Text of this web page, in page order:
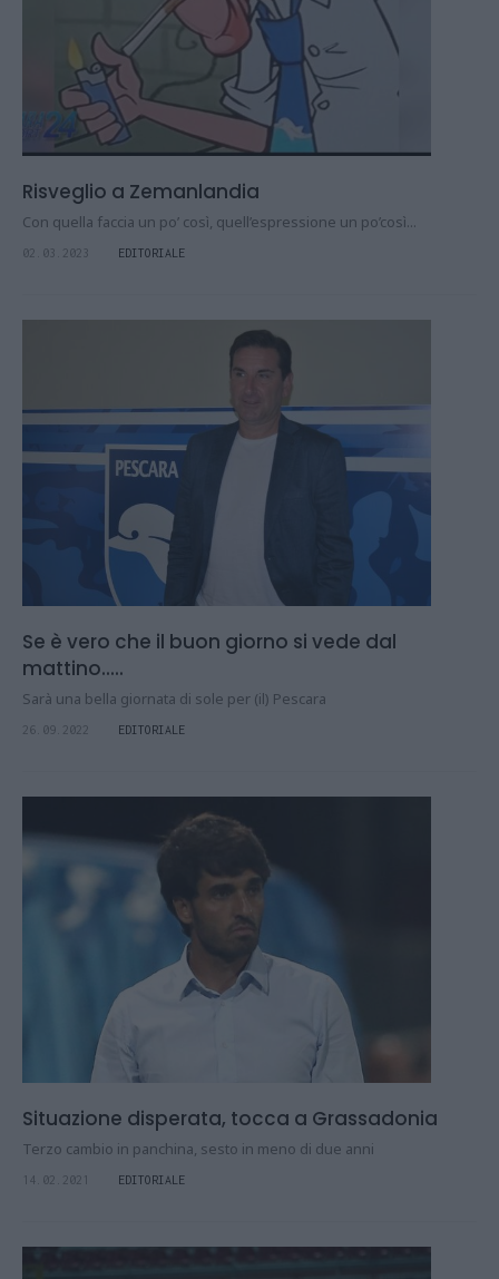
Risveglio a Zemanlandia
Con quella faccia un po’ così, quell’espressione un po’così...
02.03.2023 EDITORIALE
Se è vero che il buon giorno si vede dal
mattino.....
Sarà una bella giornata di sole per (il) Pescara
26.09.2022 EDITORIALE
Situazione disperata, tocca a Grassadonia
Terzo cambio in panchina, sesto in meno di due anni
14.02.2021 EDITORIALE